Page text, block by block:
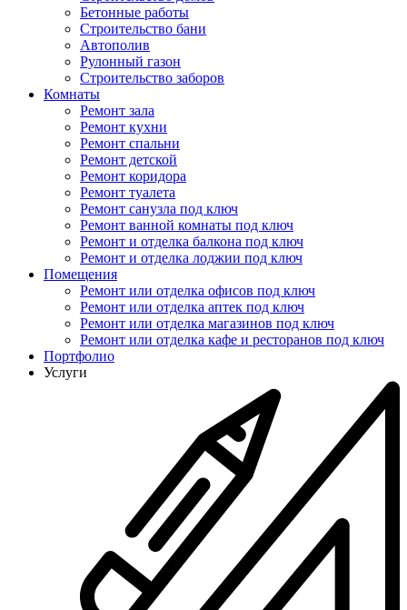
Бетонные работы
Строительство бани
Автополив
Рулонный газон
Строительство заборов
Комнаты
Ремонт зала
Ремонт кухни
Ремонт спальни
Ремонт детской
Ремонт коридора
Ремонт туалета
Ремонт санузла под ключ
Ремонт ванной комнаты под ключ
Ремонт и отделка балкона под ключ
Ремонт и отделка лоджии под ключ
Помещения
Ремонт или отделка офисов под ключ
Ремонт или отделка аптек под ключ
Ремонт или отделка магазинов под ключ
Ремонт или отделка кафе и ресторанов под ключ
Портфолио
Услуги